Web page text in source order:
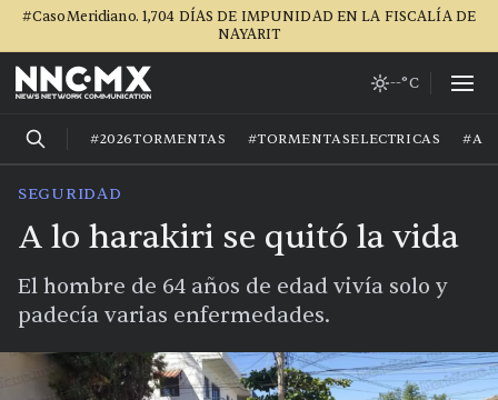
#CasoMeridiano. 1,704 DÍAS DE IMPUNIDAD EN LA FISCALÍA DE
NAYARIT
--°C
#2026TORMENTAS #TORMENTASELECTRICAS
SEGURIDAD
A lo harakiri se quitó la vida
El hombre de 64 años de edad vivía solo y
padecía varias enfermedades.